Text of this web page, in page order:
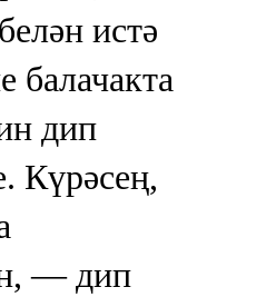
истә
дип
Күрәсең,
— дип